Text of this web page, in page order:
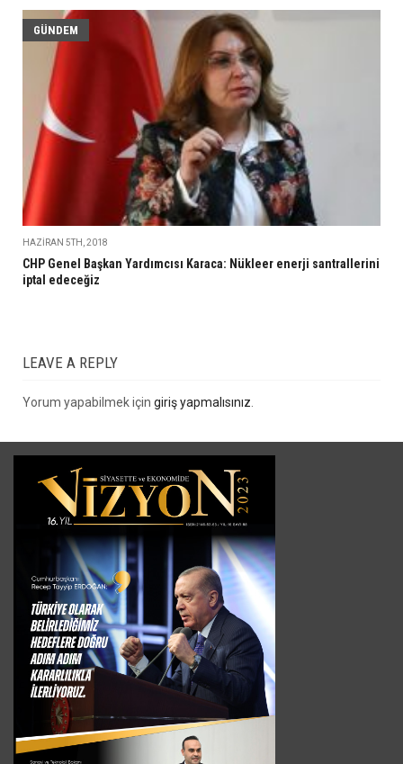
GÜNDEM
HAZIRAN 5TH, 2018
CHP Genel Başkan Yardımcısı Karaca: Nükleer enerji santrallerini
iptal edeceğiz
LEAVE A REPLY
Yorum yapabilmek için giriş yapmalısınız.